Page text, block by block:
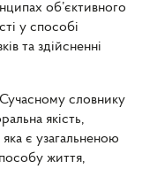
об’єктивного
у способі
та здійсненні
словнику
якість,
є узагальненою
життя,